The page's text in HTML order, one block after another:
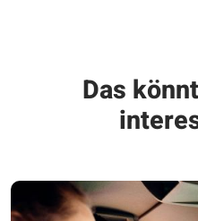
Das